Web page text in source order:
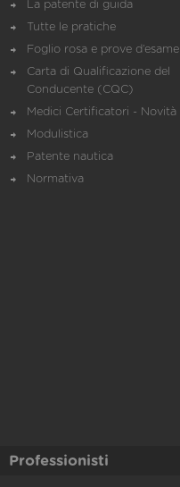
La patente di guida
Tutte le pratiche
Foglio rosa e prove d’esame
Carta di Qualificazione del
Conducente (CQC)
Medici Certificatori - Novità
Modulistica
Patente nautica
Normativa
Professionisti